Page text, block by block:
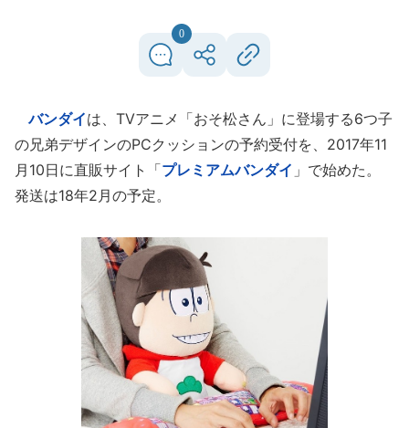
0
バンダイは、TVアニメ「おそ松さん」に登場する6つ子
の兄弟デザインのPCクッションの予約受付を、2017年11
月10日に直販サイト「プレミアムバンダイ 」で始めた。
発送は18年2月の予定。